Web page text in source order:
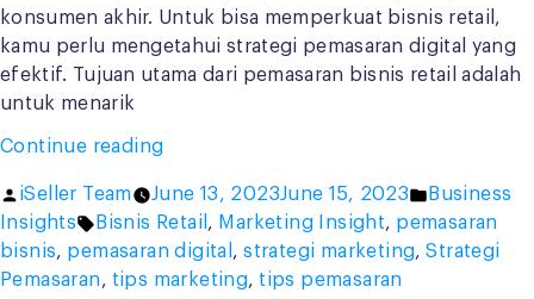
konsumen akhir. Untuk bisa memperkuat bisnis retail,
kamu perlu mengetahui strategi pemasaran digital yang
efektif. Tujuan utama dari pemasaran bisnis retail adalah
untuk menarik
Continue reading“Strategi
Digital
untuk
Bisnis
Retail,
Posted
by
iSeller Team June 13, 2023June 15, 2023
Posted
in
Business
Insights
Tags:
Bisnis Retail , Marketing Insight, pemasaran
bisnis, pemasaran digital ,strategi marketing,Strategi
Pemasaran, tips marketing, tips pemasaran